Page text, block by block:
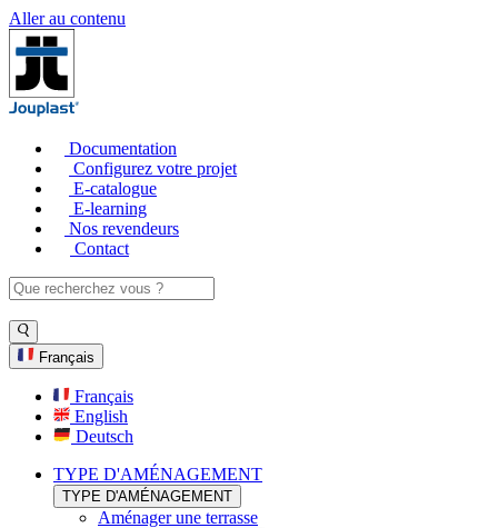
Aller au contenu
Documentation
Configurez votre projet
E-catalogue
E-learning
Nos revendeurs
Contact
Français
Français
English
Deutsch
TYPE D'AMÉNAGEMENT
TYPE D'AMÉNAGEMENT
Aménager une terrasse